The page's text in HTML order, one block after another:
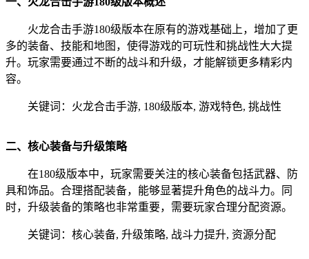
火龙合击手游180级版本在原有的游戏基础上，增加了更
多的装备、技能和地图，使得游戏的可玩性和挑战性大大提
升。玩家需要通过不断的战斗和升级，才能解锁更多精彩内
容。
关键词：火龙合击手游, 180级版本, 游戏特色, 挑战性
二、核心装备与升级策略
在180级版本中，玩家需要关注的核心装备包括武器、防
具和饰品。合理搭配装备，能够显著提升角色的战斗力。同
时，升级装备的策略也非常重要，需要玩家合理分配资源。
关键词：核心装备, 升级策略, 战斗力提升, 资源分配